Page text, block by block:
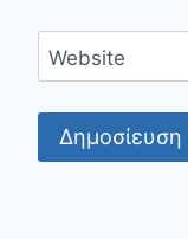
Website